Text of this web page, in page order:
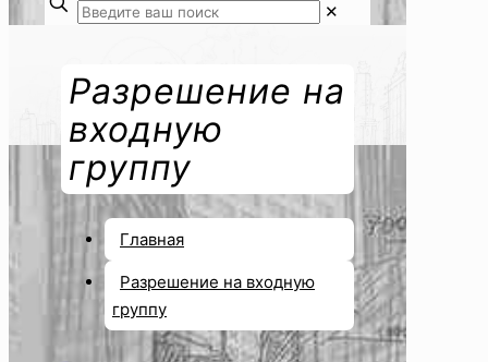
✕
Разрешение на
входную
группу
Главная
Разрешение на входную
группу